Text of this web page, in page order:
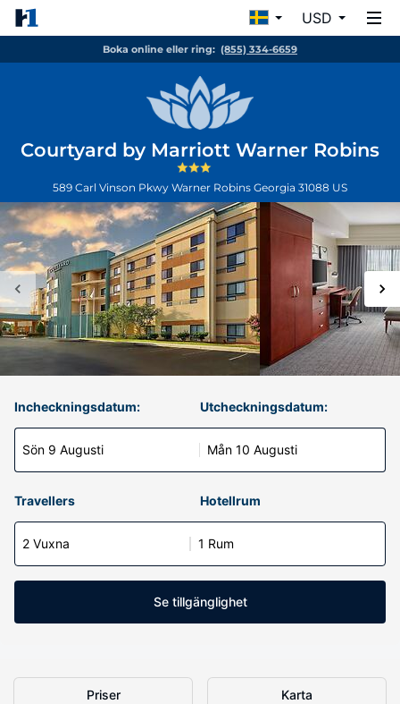
USD
Boka online eller ring: (855) 334-6659
Courtyard by Marriott Warner Robins
589 Carl Vinson Pkwy Warner Robins Georgia 31088 US
Incheckningsdatum:
Sön 9 Augusti
Utcheckningsdatum:
Mån 10 Augusti
Travellers Hotellrum
2 Vuxna 1 Rum
Se tillgänglighet
Priser Karta